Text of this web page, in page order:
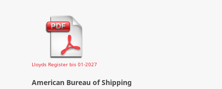
Lloyds Register bis 01-2027
American Bureau of Shipping